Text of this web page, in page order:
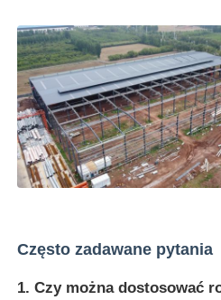
Często zadawane pytania
1. Czy można dostosować